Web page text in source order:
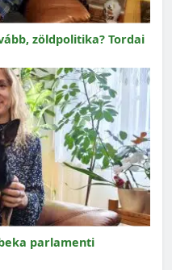
zöldpolitika? Tordai
parlamenti